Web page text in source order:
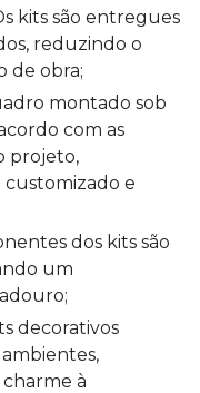
reduzindo o
de obra;
com as
projeto,
e
um
à